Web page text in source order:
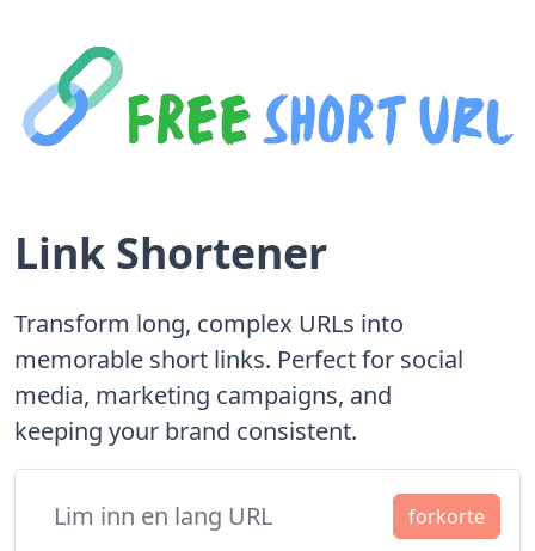
Link Shortener
Transform long, complex URLs into
memorable short links. Perfect for social
media, marketing campaigns, and
keeping your brand consistent.
forkorte